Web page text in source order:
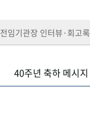
전임기관장 인터뷰·회고록
40주년 축하 메시지